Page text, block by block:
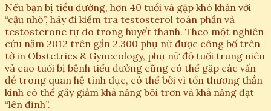
Nếu bạn bị tiểu đường, hơn 40 tuổi và gặp khó khăn với
“cậu nhỏ”, hãy đi kiểm tra testosterol toàn phần và
testosterone tự do trong huyết thanh. Theo một nghiên
cứu năm 2012 trên gần 2.300 phụ nữ được công bố trên
tờ in Obstetrics & Gynecology, phụ nữ độ tuổi trung niên
và cao tuổi bị bệnh tiểu đường cũng có thể gặp các vấn
đề trong quan hệ tình dục, có thể bởi vì tổn thương thần
kinh có thể gây giảm khả năng bôi trơn và khả năng đạt
“lên đỉnh”.